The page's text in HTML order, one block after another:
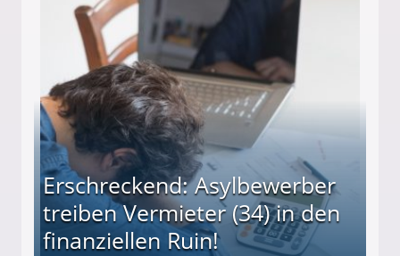
Erschreckend: Asylbewerber
treiben Vermieter (34) in den
finanziellen Ruin!